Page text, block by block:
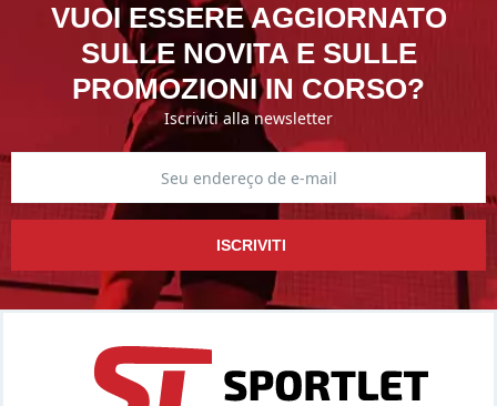
VUOI ESSERE AGGIORNATO
SULLE NOVITA E SULLE
PROMOZIONI IN CORSO?
Iscriviti alla newsletter
ISCRIVITI